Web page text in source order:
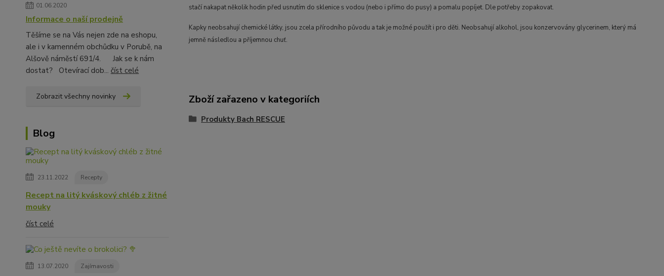
01.06.2020
Informace o naší prodejně
Těšíme se na Vás nejen zde na eshopu,
ale i v kamenném obchůdku v Porubě, na
Alšově náměstí 691/4. Jak se k nám
dostat? Otevírací dob... číst celé
Zobrazit všechny novinky
Blog
23.11.2022 Recepty
Recept na litý kváskový chléb z žitné
mouky
číst celé
13.07.2020 Zajímavosti
stačí nakapat několik hodin před usnutím do sklenice s vodou (nebo i přímo do pusy) a pomalu popíjet. Dle potřeby zopakovat.
Kapky neobsahují chemické látky, jsou zcela přírodního původu a tak je možné použít i pro děti. Neobsahují alkohol, jsou konzervovány glycerinem, který má
jemně následlou a příjemnou chuť.
Zboží zařazeno v kategoriích
Produkty Bach RESCUE